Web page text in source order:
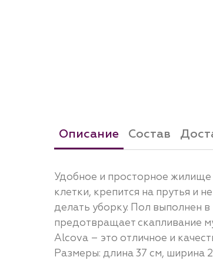
Описание Состав
Удобное и просторное
клетки, крепится на прутья и
делать уборку. Пол выполнен
предотвращает скапливание
Alcova – это отличное и
Размеры: длина 37 см, ширина